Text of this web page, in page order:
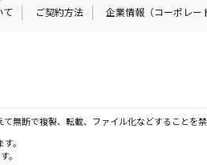
て ご契約方法 企業情報（コーポレー
無断で複製、転載、ファイル化などすることを禁
。
。